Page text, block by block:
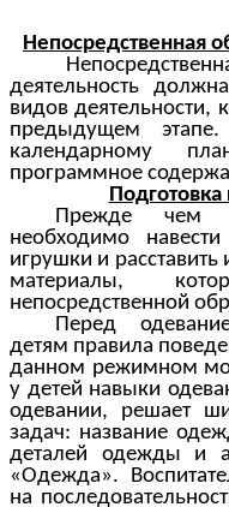
Непосредственная
деятельность
видов деятельности,
предыдущем
календарному
программное
Подготовка
Прежде чем
необходимо
игрушки и
материалы,
непосредственной
Перед
детям правила
данном режимном
у детей навыки
одевании, решает
задач: название
деталей одежды и
«Одежда».
на